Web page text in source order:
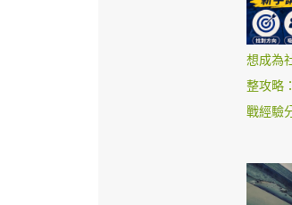
想成為
整攻略
戰經驗